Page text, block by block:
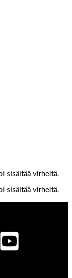
sisältää virheitä.
sisältää virheitä.